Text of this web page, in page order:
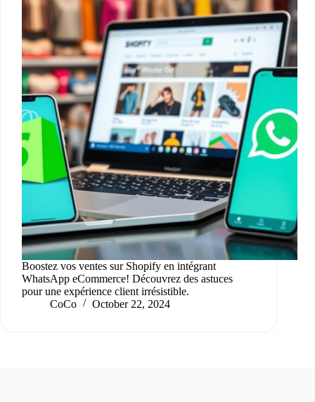
Boostez vos ventes sur Shopify en intégrant
WhatsApp eCommerce! Découvrez des astuces
pour une expérience client irrésistible.
CoCo
October 22, 2024